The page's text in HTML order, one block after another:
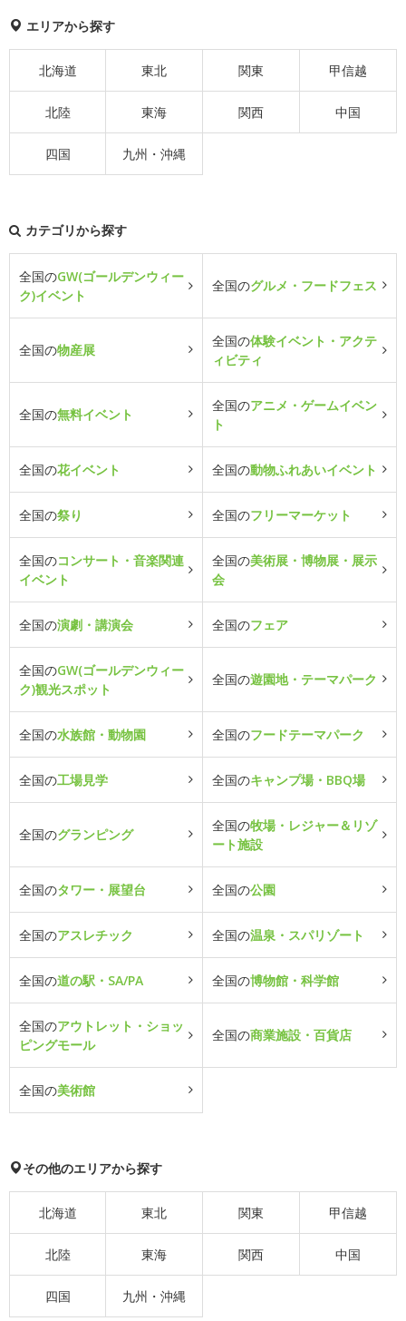
エリアから探す
北海道 東北 関東 甲信越
北陸 東海 関西 中国
四国 九州・沖縄
カテゴリから探す
全国のGW(ゴールデンウィー
ク)イベント
全国のグルメ・フードフェス
全国の物産展
全国の体験イベント・アクテ
ィビティ
全国の無料イベント
全国のアニメ・ゲームイベン
ト
全国の花イベント 全国の動物ふれあいイベント
全国の祭り 全国のフリーマーケット
全国のコンサート・音楽関連
イベント
全国の美術展・博物展・展示
会
全国の演劇・講演会 全国のフェア
全国のGW(ゴールデンウィー
ク)観光スポット
全国の遊園地・テーマパーク
全国の水族館・動物園 全国のフードテーマパーク
全国の工場見学 全国のキャンプ場・BBQ場
全国のグランピング
全国の牧場・レジャー＆リゾ
ート施設
全国のタワー・展望台 全国の公園
全国のアスレチック 全国の温泉・スパリゾート
全国の道の駅・SA/PA 全国の博物館・科学館
全国のアウトレット・ショッ
ピングモール
全国の商業施設・百貨店
全国の美術館
その他のエリアから探す
北海道 東北 関東 甲信越
北陸 東海 関西 中国
四国 九州・沖縄